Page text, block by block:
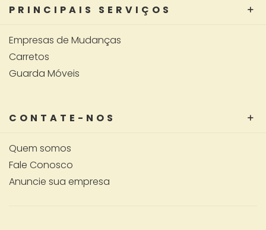
PRINCIPAIS SERVIÇOS
Empresas de Mudanças
Carretos
Guarda Móveis
CONTATE-NOS
Quem somos
Fale Conosco
Anuncie sua empresa